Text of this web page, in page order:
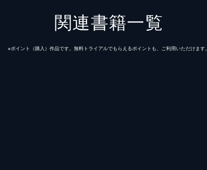
関連書籍一覧
※ポイント（購⼊）作品です。無料トライアルでもらえるポイントも、ご利⽤いただけます。